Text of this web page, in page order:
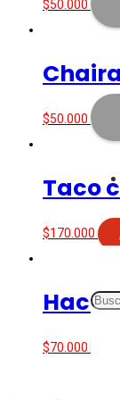
$50.000
$50.000
Taco
$170.000
$70.000